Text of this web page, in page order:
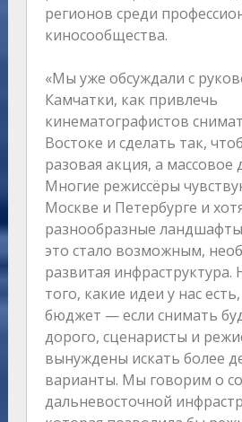
регионов среди
киносообщества.
«Мы уже обсуждали с
Камчатки, как привлечь
кинематографистов
Востоке и сделать так,
разовая акция, а массовое
Многие режиссёры
Москве и Петербурге и
разнообразные
это стало возможным,
развитая инфраструктура.
того, какие идеи у нас
бюджет — если снимать
дорого, сценаристы и
вынуждены искать более
варианты. Мы говорим о
дальневосточной